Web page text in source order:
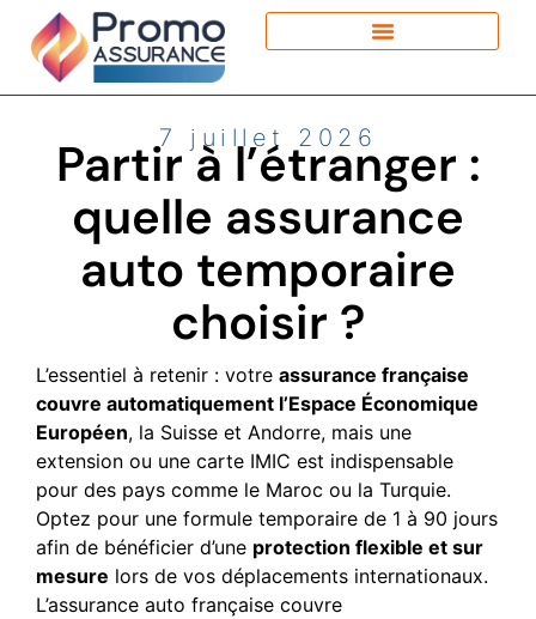
7 juillet 2026
Partir à l’étranger :
quelle assurance
auto temporaire
choisir ?
L’essentiel à retenir : votre assurance française
couvre automatiquement l’Espace Économique
Européen, la Suisse et Andorre, mais une
extension ou une carte IMIC est indispensable
pour des pays comme le Maroc ou la Turquie.
Optez pour une formule temporaire de 1 à 90 jours
afin de bénéficier d’une protection flexible et sur
mesure lors de vos déplacements internationaux.
L’assurance auto française couvre